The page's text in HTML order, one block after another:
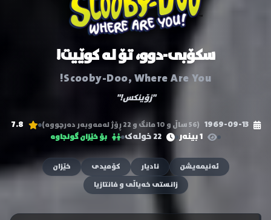
سکۆبی-دوو، تۆ لە کوێیت!
Scooby-Doo, Where Are You!
"زۆینکس!"
1969-09-13 (56 ساڵ و 10 مانگ و 22 ڕۆژ لەمەوبەر دەرچووە)
7.8
1 بینەر
22 خولەک بۆ خێزان گونجاوە
ئەنیمەیشن نادیار کۆمیدی
خێزان
زانستی خەیاڵی و فانتازیا